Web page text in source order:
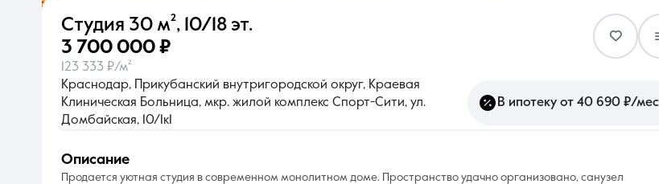
О компании Контакты
Студия 30 м², 10/18 эт.
3 700 000 ₽
123 333 ₽/м²
Краснодар, Прикубанский внутригородской округ, Краевая
Клиническая Больница, мкр. жилой комплекс Спорт-Сити, ул.
Домбайская, 10/1к1
В ипотеку от 40 690 ₽/мес
описание
Продается уютная студия в современном монолитном доме. Пространство удачно организовано, санузел